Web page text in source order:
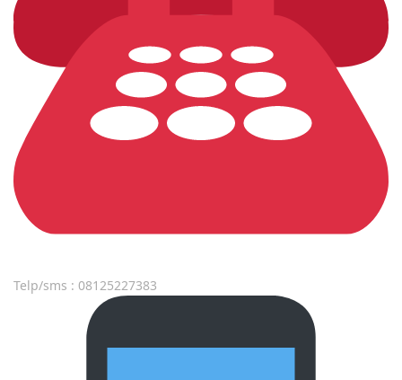
Telp/sms : 08125227383